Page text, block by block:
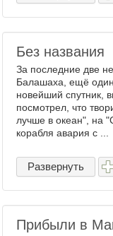
Без названия
За последние две
Балашаха, ещё
новейший спутник,
посмотрел, что
лучше в океан", на
корабля авария с ...
Развернуть
Прибыли в